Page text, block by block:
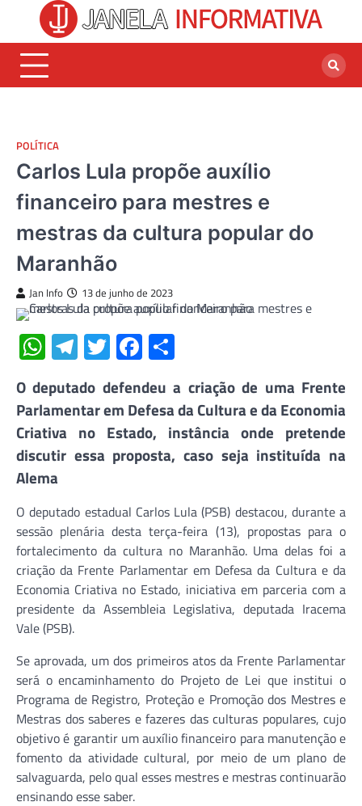
content
POLÍTICA
Carlos Lula propõe auxílio
financeiro para mestres e
mestras da cultura popular do
Maranhão
Jan Info 13 de junho de 2023
WhatsApp
Telegram
TwitterFacebook
O deputado defendeu a criação de uma Frente
Parlamentar em Defesa da Cultura e da Economia
Criativa no Estado, instância onde pretende
discutir essa proposta, caso seja instituída na
Alema
O deputado estadual Carlos Lula (PSB) destacou, durante a
sessão plenária desta terça-feira (13), propostas para o
fortalecimento da cultura no Maranhão. Uma delas foi a
criação da Frente Parlamentar em Defesa da Cultura e da
Economia Criativa no Estado, iniciativa em parceria com a
presidente da Assembleia Legislativa, deputada Iracema
Vale (PSB).
Se aprovada, um dos primeiros atos da Frente Parlamentar
será o encaminhamento do Projeto de Lei que institui o
Programa de Registro, Proteção e Promoção dos Mestres e
Mestras dos saberes e fazeres das culturas populares, cujo
objetivo é garantir um auxílio financeiro para manutenção e
fomento da atividade cultural, por meio de um plano de
salvaguarda, pelo qual esses mestres e mestras continuarão
ensinando esse saber.